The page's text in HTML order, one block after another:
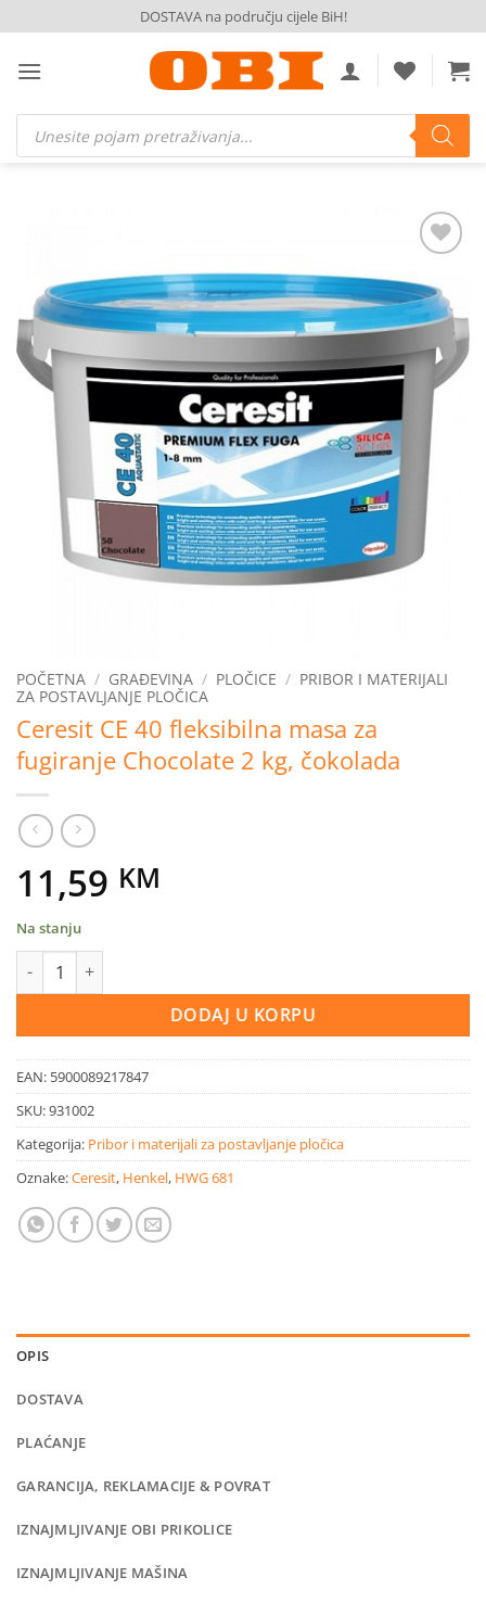
to
content
DOSTAVA na području cijele BiH!
Products
search
na
listu
želja
POČETNA / GRAĐEVINA / PLOČICE / PRIBOR I MATERIJALI
ZA POSTAVLJANJE PLOČICA
Ceresit CE 40 fleksibilna masa za
fugiranje Chocolate 2 kg, čokolada
11,59 KM
Na stanju
Ceresit CE 40 fleksibilna masa za fugiranje Chocolate 2 kg,
DODAJ U KORPU
EAN: 5900089217847
SKU:931002
Kategorija: Pribor i materijali za postavljanje pločica
Oznake:Ceresit, Henkel, HWG 681
OPIS
DOSTAVA
PLAĆANJE
GARANCIJA, REKLAMACIJE & POVRAT
IZNAJMLJIVANJE OBI PRIKOLICE
IZNAJMLJIVANJE MAŠINA